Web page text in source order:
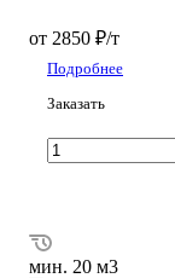
от 2850 ₽/т
Подробнее
Заказать
мин. 20 м3